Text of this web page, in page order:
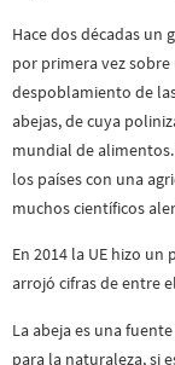
Hace dos décadas un
por primera vez
despoblamiento de
abejas, de cuya
mundial de
los países con una
muchos científicos
En 2014 la UE hizo
arrojó cifras de entre
La abeja es una
para la naturaleza, si